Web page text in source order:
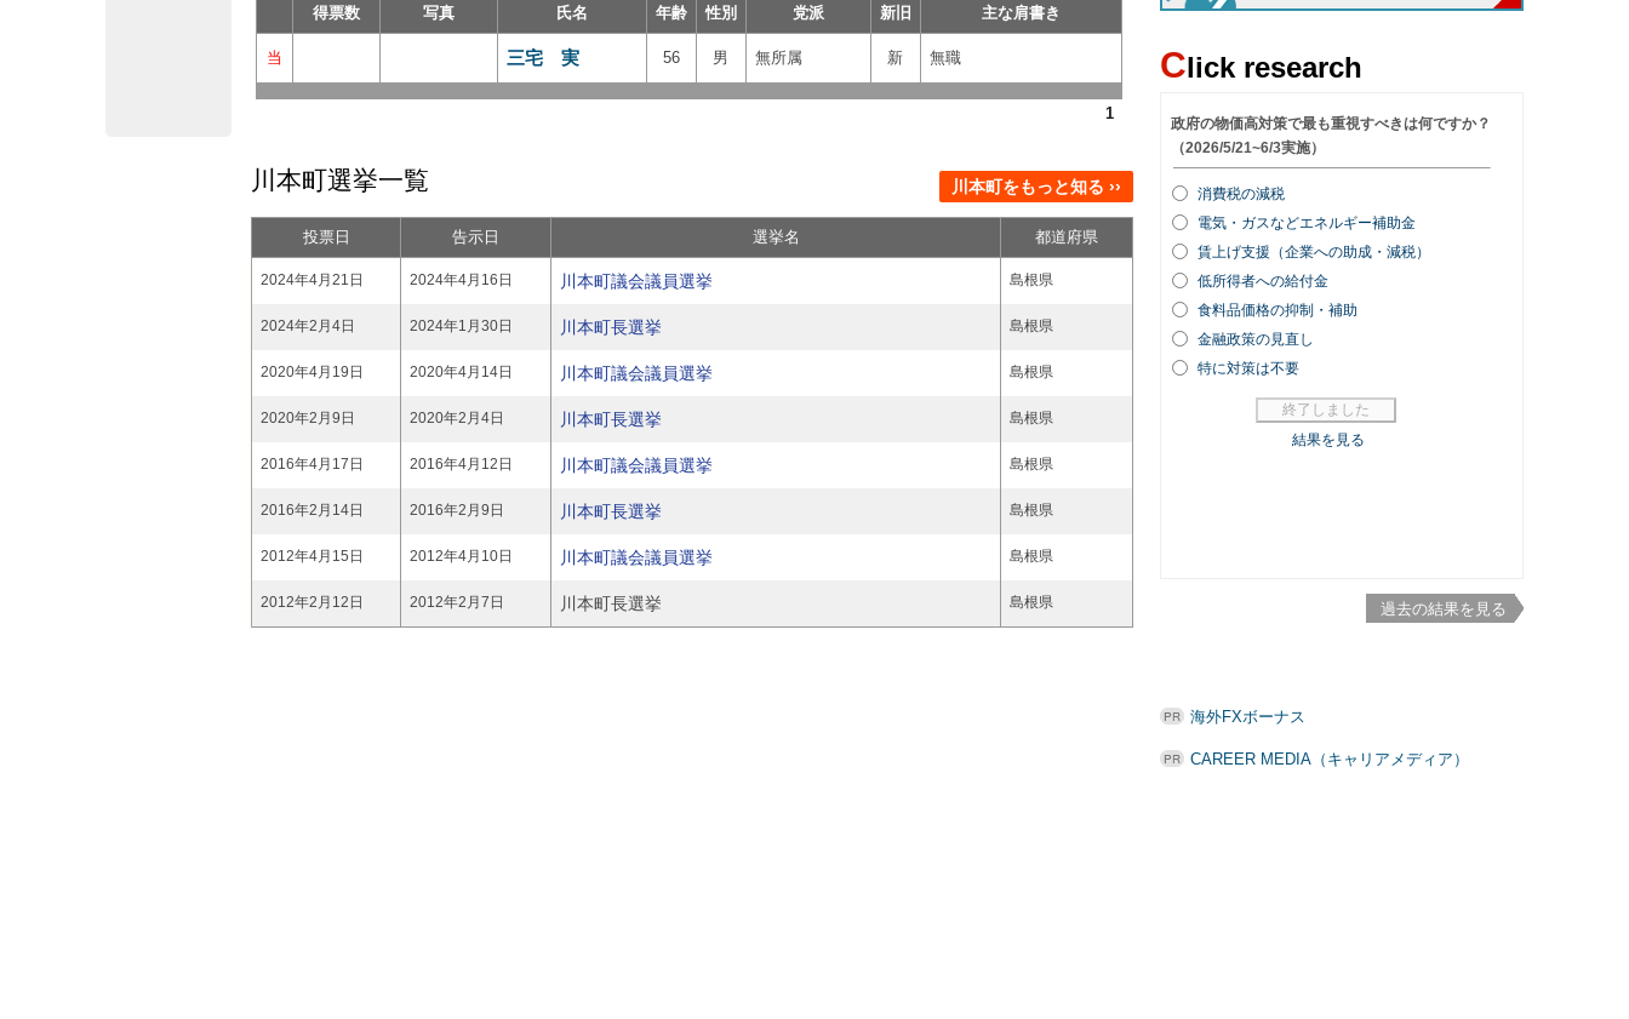
得票数
写真 氏名 年齢 性別 党派 新旧 主な肩書き
当 三宅 実 56 男 無所属 新 無職
1
川本町選挙一覧 川本町をもっと知る ››
投票日 告示日 選挙名 都道府県
2024年4月21日 2024年4月16日 川本町議会議員選挙 島根県
2024年2月4日 2024年1月30日 川本町長選挙 島根県
2020年4月19日 2020年4月14日 川本町議会議員選挙 島根県
2020年2月9日 2020年2月4日 川本町長選挙 島根県
2016年4月17日 2016年4月12日 川本町議会議員選挙 島根県
2016年2月14日 2016年2月9日 川本町長選挙 島根県
2012年4月15日 2012年4月10日 川本町議会議員選挙 島根県
2012年2月12日 2012年2月7日 川本町長選挙 島根県
Click research
過去の結果を見る
海外FXボーナス
CAREER MEDIA（キャリアメディア）